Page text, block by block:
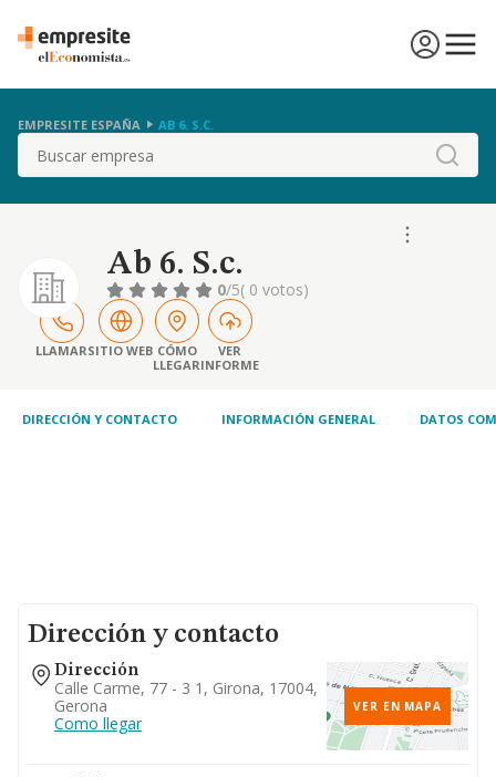
EMPRESITE ESPAÑA AB 6. S.C.
Buscar
Ab 6. S.c.
0/5( 0 votos)
LLAMARSITIO WEB CÓMO
LLEGAR
VER
INFORME
DIRECCIÓN Y CONTACTO INFORMACIÓN GENERAL DATOS
Dirección y contacto
Dirección
Calle Carme, 77 - 3 1, Girona, 17004,
Gerona
Como llegar
VER EN MAPA